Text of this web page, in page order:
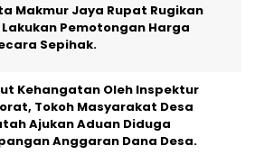
Makmur Jaya Rupat Rugikan
Pemotongan Harga
Sepihak.
Kehangatan Oleh Inspektur
Tokoh Masyarakat Desa
Ajukan Aduan Diduga
Anggaran Dana Desa.